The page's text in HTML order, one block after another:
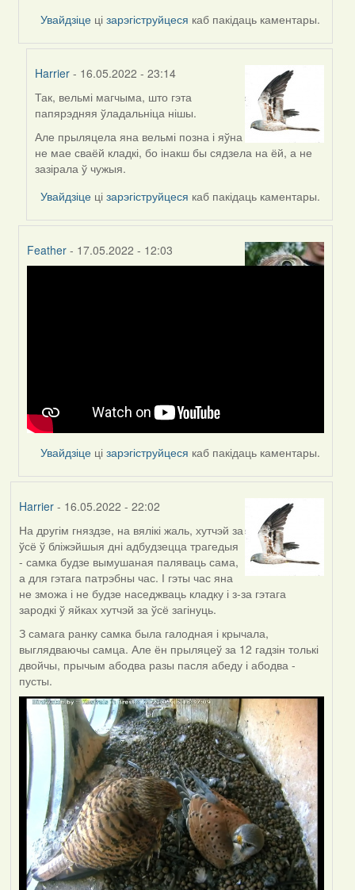
Увайдзіце цізарэгіструйцеся каб пакідаць каментары.
Harrier - 16.05.2022 - 23:14
In
reply
to
by
ZNR
Так, вельмі магчыма, што гэта
папярэдняя ўладальніца нішы.
Але прыляцела яна вельмі позна і яўна
не мае сваёй кладкі, бо інакш бы сядзела на ёй, а не
зазірала ў чужыя.
Увайдзіце цізарэгіструйцеся каб пакідаць каментары.
Feather - 17.05.2022 - 12:03
Увайдзіце цізарэгіструйцеся каб пакідаць каментары.
Harrier- 16.05.2022 - 22:02
На другім гняздзе, на вялікі жаль, хутчэй за
ўсё ў бліжэйшыя дні адбудзецца трагедыя
- самка будзе вымушаная паляваць сама,
а для гэтага патрэбны час. І гэты час яна
не зможа і не будзе наседжваць кладку і з-за гэтага
зародкі ў яйках хутчэй за ўсё загінуць.
З самага ранку самка была галодная і крычала,
выглядваючы самца. Але ён прыляцеў за 12 гадзін толькі
двойчы, прычым абодва разы пасля абеду і абодва -
пусты.